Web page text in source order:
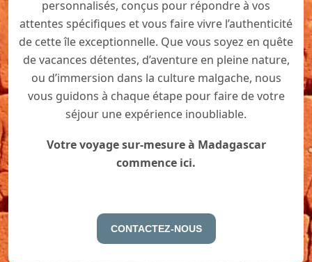
personnalisés, conçus pour répondre à vos
attentes spécifiques et vous faire vivre l’authenticité
de cette île exceptionnelle. Que vous soyez en quête
de vacances détentes, d’aventure en pleine nature,
ou d’immersion dans la culture malgache, nous
vous guidons à chaque étape pour faire de votre
séjour une expérience inoubliable.
Votre voyage sur-mesure à Madagascar
commence ici.
CONTACTEZ-NOUS